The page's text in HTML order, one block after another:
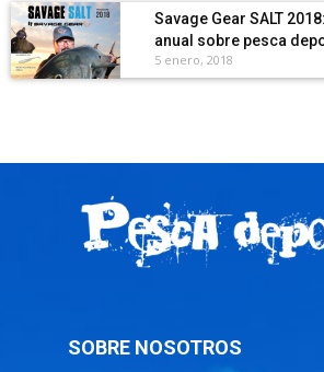
Savage Gear SALT
anual sobre pesca
5 enero, 2018
SOBRE NOSOTROS